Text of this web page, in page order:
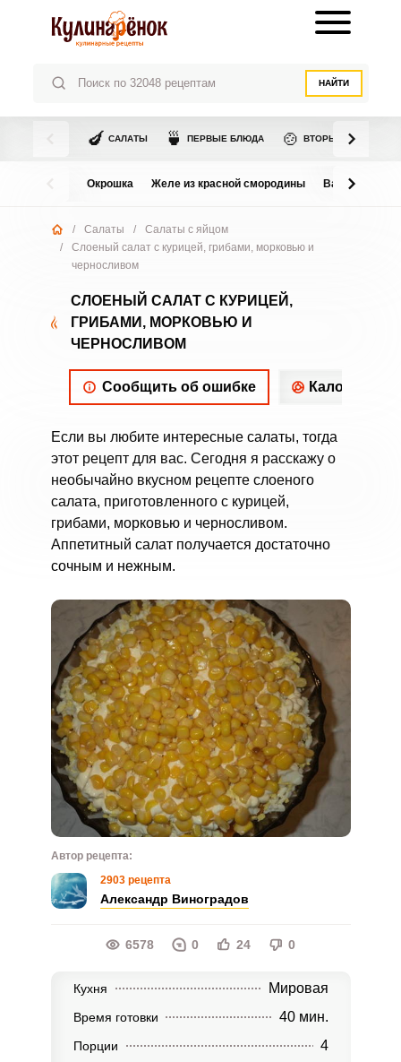
НАЙТИ
🍆 САЛАТЫ 🍵 ПЕРВЫЕ БЛЮДА 🍲 ВТОРЫЕ БЛЮДА
Окрошка Желе из красной смородины Варенье из
/ Салаты /
Салаты с яйцом
/
Слоеный салат с курицей, грибами, морковью и
черносливом
СЛОЕНЫЙ САЛАТ С КУРИЦЕЙ,
ГРИБАМИ, МОРКОВЬЮ И
ЧЕРНОСЛИВОМ
Сообщить об ошибке
Если вы любите интересные салаты, тогда
этот рецепт для вас. Сегодня я расскажу о
необычайно вкусном рецепте слоеного
салата, приготовленного с курицей,
грибами, морковью и черносливом.
Аппетитный салат получается достаточно
сочным и нежным.
Автор рецепта:
2903 рецепта
Александр Виноградов
6578 0 24 0
Кухня Мировая
Время готовки 40 мин.
Порции 4